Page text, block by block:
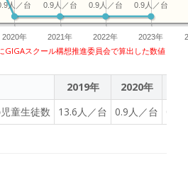
2020年 2021年 2022年 2023年
0.9人／台
0.9人／台
0.9人／台
人／台
スクール構想推進委員会で算出した数値
2019年 2020年
童生徒数
13.6人／台 0.9人／台 0.9